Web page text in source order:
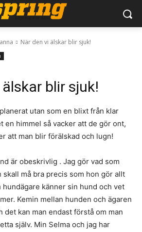
När den vi älskar blir sjuk!
blir sjuk!
utan som en blixt från klar
en himmel så vacker att de gör ont,
att man blir förälskad och lugn!
är obeskrivlig . Jag gör vad som
må bra precis som hon gör allt
känner sin hund och vet
Kemin mellan hunden och ägaren
kan man endast förstå om man
själv. Min Selma och jag har